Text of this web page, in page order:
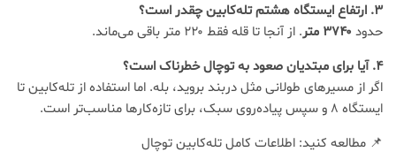
۳. ارتفاع ایستگاه هشتم تله‌کابین چقدر است؟
حدود ۳۷۴۰ متر
. از آنجا تا قله فقط ۲۲۰ متر باقی می‌ماند.
۴. آیا برای مبتدیان صعود به توچال خطرناک است؟
اگر از مسیرهای طولانی مثل دربند بروید، بله. اما استفاده از تله‌کابین تا
ایستگاه ۸ و سپس پیاده‌روی سبک، برای تازه‌کارها مناسب‌تر است.
📌 مطالعه کنید: اطلاعات کامل تله‌کابین توچال